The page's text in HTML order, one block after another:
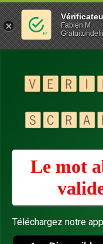
Le mot
Téléchargez notre
Fabien M